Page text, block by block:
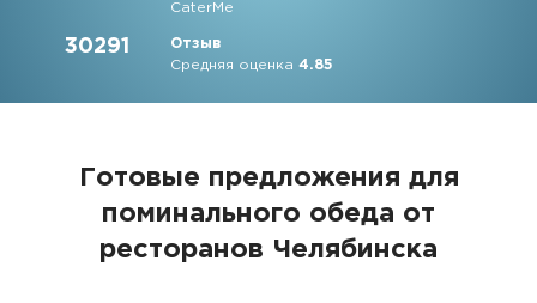
CaterMe
30291
Отзыв
Средняя оценка4.85
Готовые предложения для
поминального обеда от
ресторанов Челябинска